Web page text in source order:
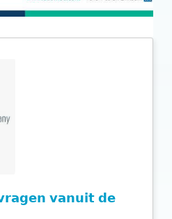
𝘃𝗮𝗻𝘂𝗶𝘁 𝗱𝗲